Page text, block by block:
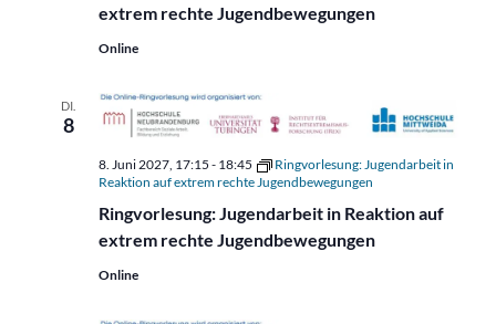
extrem rechte Jugendbewegungen
Online
DI.
8
Ringvorlesung: Jugendarbeit in Reaktion auf
extrem rechte Jugendbewegungen
8. Juni 2027, 17:15 - 18:45
Ringvorlesung: Jugendarbeit in
Reaktion auf extrem rechte Jugendbewegungen
Online